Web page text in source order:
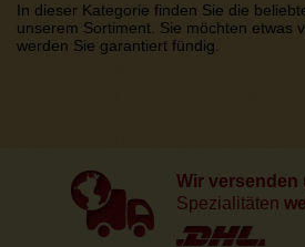
In dieser Kategorie finden Sie die
unserem Sortiment. Sie möchten etwas
werden Sie garantiert fündig.
Wir versenden
Spezialitäten